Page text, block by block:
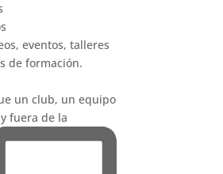
eventos, talleres
de formación.
un club, un equipo
fuera de la